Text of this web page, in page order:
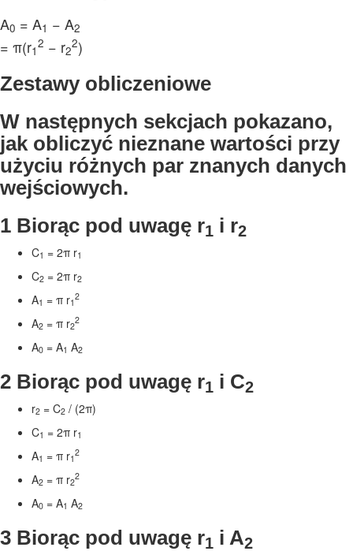
A0 = A1 − A2
= π(r1
2 − r2
2)
Zestawy obliczeniowe
W następnych sekcjach pokazano,
jak obliczyć nieznane wartości przy
użyciu różnych par znanych danych
wejściowych.
1 Biorąc pod uwagę r1 i r2
C1 = 2π r1
C2 = 2π r2
A1 = π r1
2
A2 = π r2
2
A0 = A1 A2
2 Biorąc pod uwagę r1 i C2
r2 = C2 / (2π)
C1 = 2π r1
A1 = π r1
2
A2 = π r2
2
A0 = A1 A2
3 Biorąc pod uwagę r1 i A2